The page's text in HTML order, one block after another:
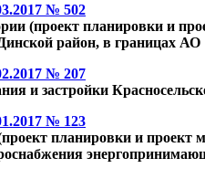
№ 502
(проект планировки и
район, в границах
№ 207
и застройки
№ 123
планировки и